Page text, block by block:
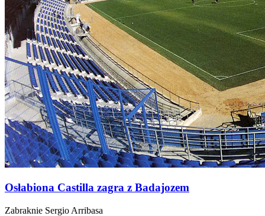
Osłabiona Castilla zagra z Badajozem
Zabraknie Sergio Arribasa